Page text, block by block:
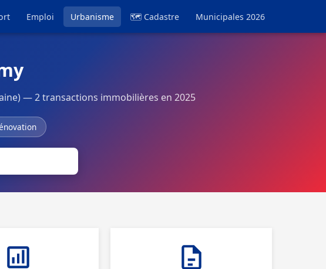
Emploi Urbanisme 🗺 Cadastre Municipales 2026
— 2 transactions immobilières en 2025